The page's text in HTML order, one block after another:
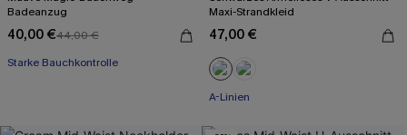
Badeanzug
40,00 €44,00 €
Starke Bauchkontrolle
Maxi-Strandkleid
47,00 €
A-Linien